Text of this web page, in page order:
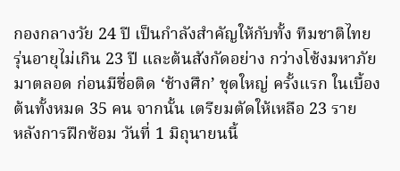
กองกลางวัย 24 ปี เป็นกำลังสำคัญให้กับทั้ง ทีมชาติไทย
รุ่นอายุไม่เกิน 23 ปี และต้นสังกัดอย่าง กว่างโซ้งมหาภัย
มาตลอด ก่อนมีชื่อติด ‘ช้างศึก’ ชุดใหญ่ ครั้งแรก ในเบื้อง
ต้นทั้งหมด 35 คน จากนั้น เตรียมตัดให้เหลือ 23 ราย
หลังการฝึกซ้อม วันที่ 1 มิถุนายนนี้